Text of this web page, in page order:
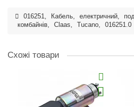
016251, Кабель, електричний,
комбайнів, Claas, Tucano, 016251.0
Схожі товари